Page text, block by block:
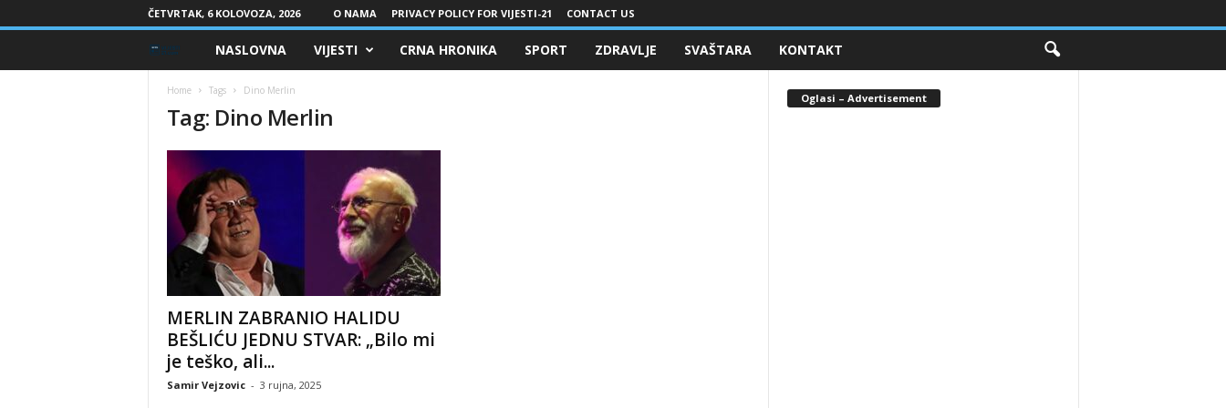
ČETVRTAK, 6 KOLOVOZA, 2026 O NAMA PRIVACY POLICY FOR VIJESTI-21 CONTACT US
i
j
e
s
t
2
NASLOVNA VIJESTI CRNA HRONIKA SPORT ZDRAVLJE SVAŠTARA KONTAKT
Home Tags Dino Merlin
Tag: Dino Merlin
MERLIN ZABRANIO HALIDU
BEŠLIĆU JEDNU STVAR: „Bilo mi
je teško, ali...
Samir Vejzovic - 3 rujna, 2025
Oglasi – Advertisement